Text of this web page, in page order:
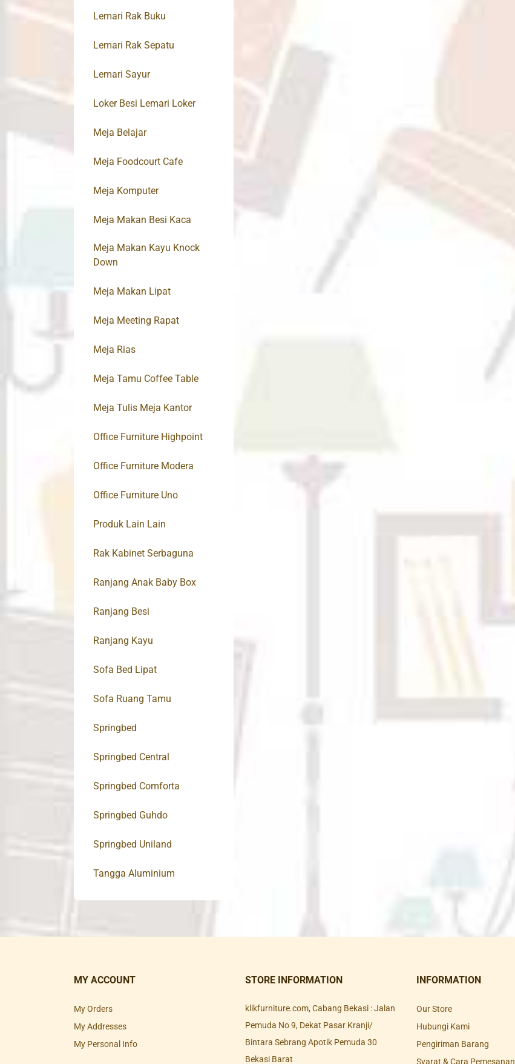
Lemari Rak Buku
Lemari Rak Sepatu
Lemari Sayur
Loker Besi Lemari Loker
Meja Belajar
Meja Foodcourt Cafe
Meja Komputer
Meja Makan Besi Kaca
Meja Makan Kayu Knock
Down
Meja Makan Lipat
Meja Meeting Rapat
Meja Rias
Meja Tamu Coffee Table
Meja Tulis Meja Kantor
Office Furniture Highpoint
Office Furniture Modera
Office Furniture Uno
Produk Lain Lain
Rak Kabinet Serbaguna
Ranjang Anak Baby Box
Ranjang Besi
Ranjang Kayu
Sofa Bed Lipat
Sofa Ruang Tamu
Springbed
Springbed Central
Springbed Comforta
Springbed Guhdo
Springbed Uniland
Tangga Aluminium
MY ACCOUNT
My Orders
My Addresses
My Personal Info
STORE INFORMATION
klikfurniture.com, Cabang Bekasi : Jalan
Pemuda No 9, Dekat Pasar Kranji/
Bintara Sebrang Apotik Pemuda 30
Bekasi Barat
INFORMATION
Our Store
Hubungi Kami
Pengiriman Barang
Syarat & Cara Pemesanan